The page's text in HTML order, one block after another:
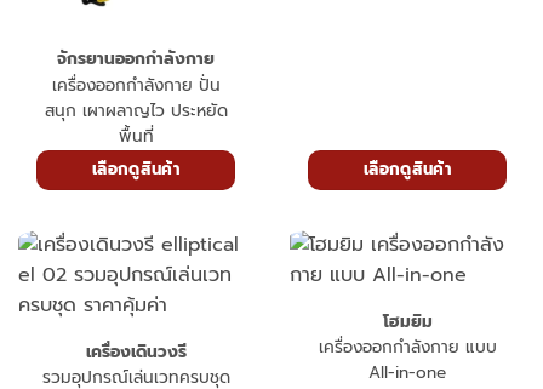
จักรยานออกกำลังกาย
เครื่องออกกำลังกาย ปั่น
สนุก เผาผลาญไว ประหยัด
พื้นที่
โฮมยิม